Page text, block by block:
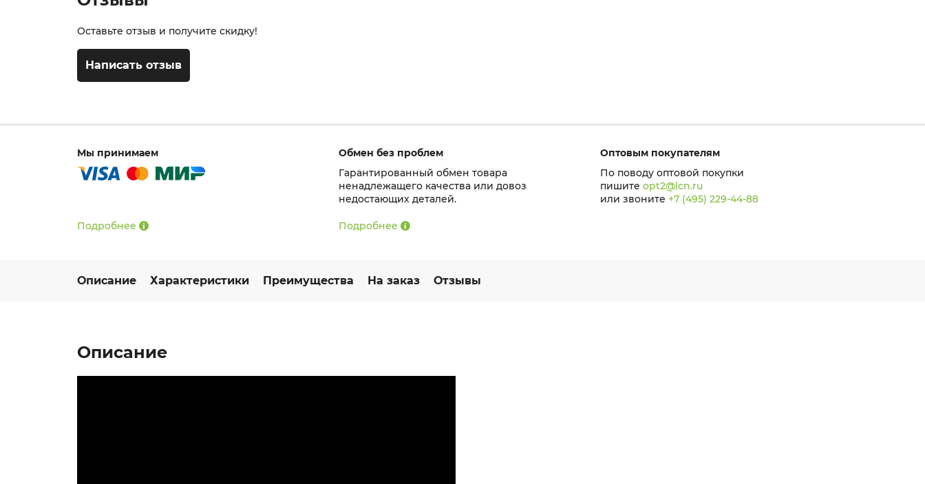
Оставьте отзыв и получите скидку!
Написать отзыв
Мы принимаем
Подробнее
Обмен без проблем
Гарантированный обмен товара
ненадлежащего качества или довоз
недостающих деталей.
Подробнее
Оптовым покупателям
По поводу оптовой покупки
пишите opt2@lcn.ru
или звоните +7 (495) 229-44-88
Описание Характеристики Преимущества На заказ Отзывы
Описание